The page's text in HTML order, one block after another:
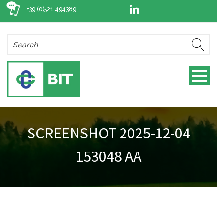
+39 (0)521 494389
SCREENSHOT 2025-12-04
153048 AA